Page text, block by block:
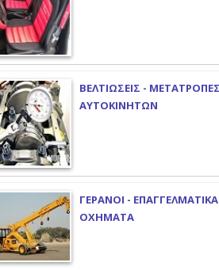
ΒΕΛΤΙΩΣΕΙΣ - ΜΕΤΑΤΡΟΠΕΣ
ΑΥΤΟΚΙΝΗΤΩΝ
ΓΕΡΑΝΟΙ - ΕΠΑΓΓΕΛΜΑΤΙΚΑ
ΟΧΗΜΑΤΑ